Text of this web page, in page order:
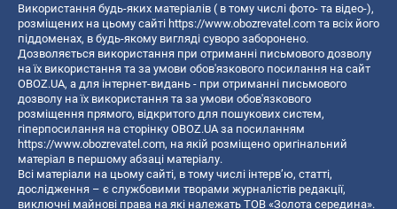
Використання будь-яких матеріалів ( в тому числі фото- та відео-),
розміщених на цьому сайті https://www.obozrevatel.com та всіх його
піддоменах, в будь-якому вигляді суворо заборонено.
Дозволяється використання при отриманні письмового дозволу
на їх використання та за умови обов'язкового посилання на сайт
OBOZ.UA, а для інтернет-видань - при отриманні письмового
дозволу на їх використання та за умови обов'язкового
розміщення прямого, відкритого для пошукових систем,
гіперпосилання на сторінку OBOZ.UA за посиланням
https://www.obozrevatel.com, на якій розміщено оригінальний
матеріал в першому абзаці матеріалу.
Всі матеріали на цьому сайті, в тому числі інтерв’ю, статті,
дослідження – є службовими творами журналістів редакції,
виключні майнові права на які належать ТОВ «Золота середина».